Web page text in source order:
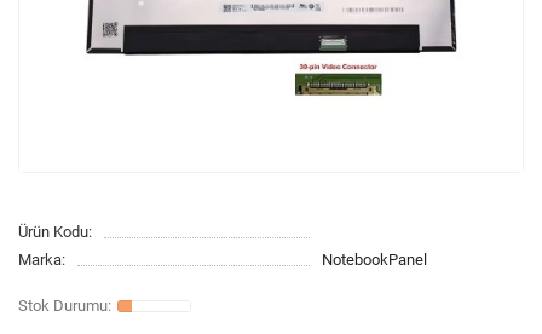
Ürün Kodu:
Marka:
NotebookPanel